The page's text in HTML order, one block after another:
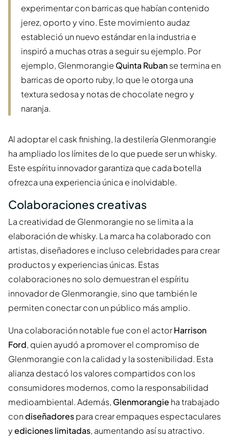
experimentar con barricas que habían contenido
jerez, oporto y vino. Este movimiento audaz
estableció un nuevo estándar en la industria e
inspiró a muchas otras a seguir su ejemplo. Por
ejemplo, Glenmorangie Quinta Rubanse termina en
barricas de oporto ruby, lo que le otorga una
textura sedosa y notas de chocolate negro y
naranja.
Al adoptar el cask finishing, la destilería Glenmorangie
ha ampliado los límites de lo que puede ser un whisky.
Este espíritu innovador garantiza que cada botella
ofrezca una experiencia única e inolvidable.
Colaboraciones creativas
La creatividad de Glenmorangie no se limita a la
elaboración de whisky. La marca ha colaborado con
artistas, diseñadores e incluso celebridades para crear
productos y experiencias únicas. Estas
colaboraciones no solo demuestran el espíritu
innovador de Glenmorangie, sino que también le
permiten conectar con un público más amplio.
Una colaboración notable fue con el actorHarrison
Ford, quien ayudó a promover el compromiso de
Glenmorangie con la calidad y la sostenibilidad. Esta
alianza destacó los valores compartidos con los
consumidores modernos, como la responsabilidad
medioambiental. Además, Glenmorangie ha trabajado
condiseñadorespara crear empaques espectaculares
yediciones limitadas, aumentando así su atractivo.